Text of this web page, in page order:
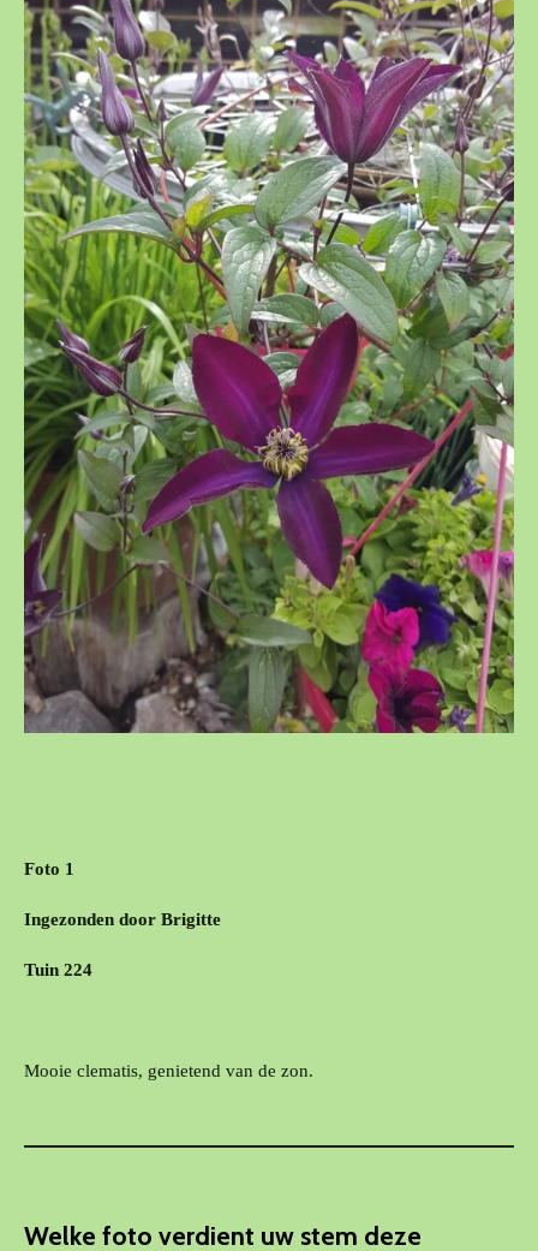
Foto 1
Ingezonden door Brigitte
Tuin 224
Mooie clematis, genietend van de zon.
Welke foto verdient uw stem deze